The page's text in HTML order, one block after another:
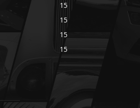
15
15
15
15